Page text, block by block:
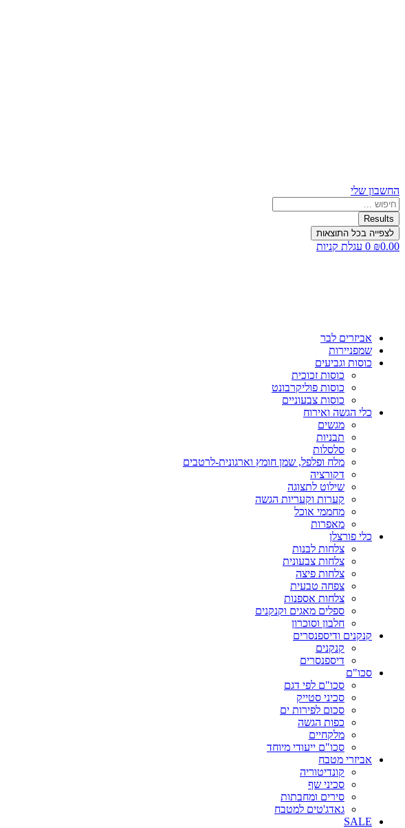
החשבון שלי
Search
...
Results
לצפייה בכל התוצאות
₪0.00
0 עגלת קניות
אביזרים לבר
שמפניירות
כוסות וגביעים
כוסות זכוכית
כוסות פוליקרבונט
כוסות צבעוניים
כלי הגשה ואירוח
מגשים
תבניות
סלסלות
מלח ופלפל, שמן חומץ וארגונית-לרטבים
דקורציה
שילוט לתצוגה
קערות וקעריות הגשה
מחממי אוכל
מאפרות
כלי פורצלן
צלחות לבנות
צלחות צבעונית
צלחות פיצה
צפחה טבעית
צלחות אספנות
ספלים מאגים וקנקנים
חלבון וסוכרון
קנקנים ודיספנסרים
קנקנים
דיספנסרים
סכו"ם
סכו"ם לפי דגם
סכיני סטייק
סכום לפירות ים
כפות הגשה
מלקחיים
סכו"ם ייעודי מיוחד
אביזרי מטבח
קונדיטוריה
סכיני שף
סירים ומחבתות
גאדג'טים למטבח
SALE